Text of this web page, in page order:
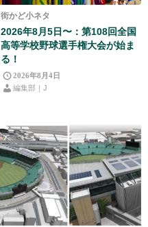
街かど小ネタ
2026年8月5日〜：第108回全国
高等学校野球選手権大会が始ま
る！
2026年8月4日
編集部｜J